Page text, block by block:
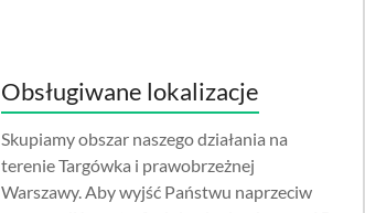
Obsługiwane lokalizacje
Skupiamy obszar naszego działania na
terenie Targówka i prawobrzeżnej
Warszawy. Aby wyjść Państwu naprzeciw